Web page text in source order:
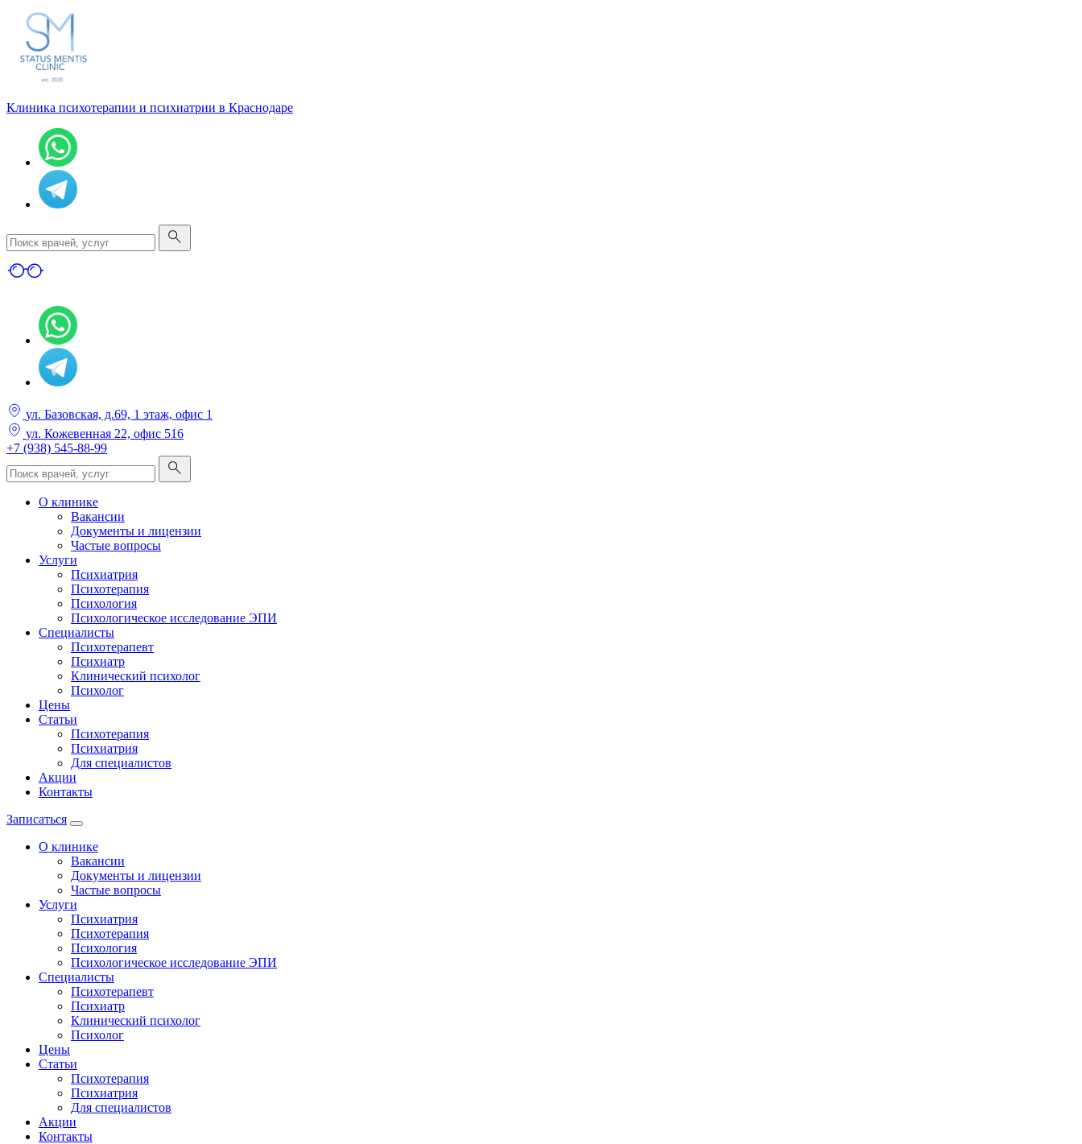
Клиника психотерапии и психиатрии в Краснодаре
ул. Базовская, д.69, 1 этаж, офис 1
ул. Кожевенная 22, офис 516
+7 (938) 545-88-99
О клинике
Вакансии
Документы и лицензии
Частые вопросы
Услуги
Психиатрия
Психотерапия
Психология
Психологическое исследование ЭПИ
Специалисты
Психотерапевт
Психиатр
Клинический психолог
Психолог
Цены
Статьи
Психотерапия
Психиатрия
Для специалистов
Акции
Контакты
Записаться
О клинике
Вакансии
Документы и лицензии
Частые вопросы
Услуги
Психиатрия
Психотерапия
Психология
Психологическое исследование ЭПИ
Специалисты
Психотерапевт
Психиатр
Клинический психолог
Психолог
Цены
Статьи
Психотерапия
Психиатрия
Для специалистов
Акции
Контакты